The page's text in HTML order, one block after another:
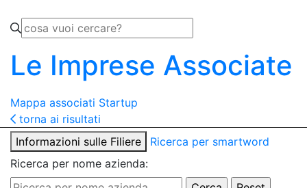
Le Imprese Associate
Mappa associati Startup
torna ai risultati
Informazioni sulle Filiere
Ricerca per smartword
Ricerca per nome azienda: